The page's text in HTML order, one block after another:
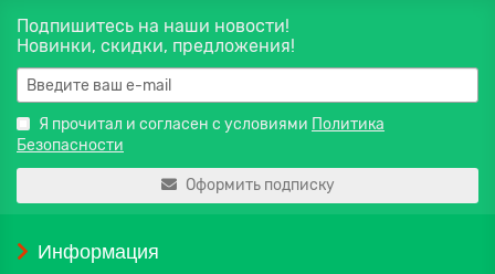
Подпишитесь на наши новости!
Новинки, скидки, предложения!
Я прочитал и согласен с условиями Политика
Безопасности
Оформить подписку
Информация